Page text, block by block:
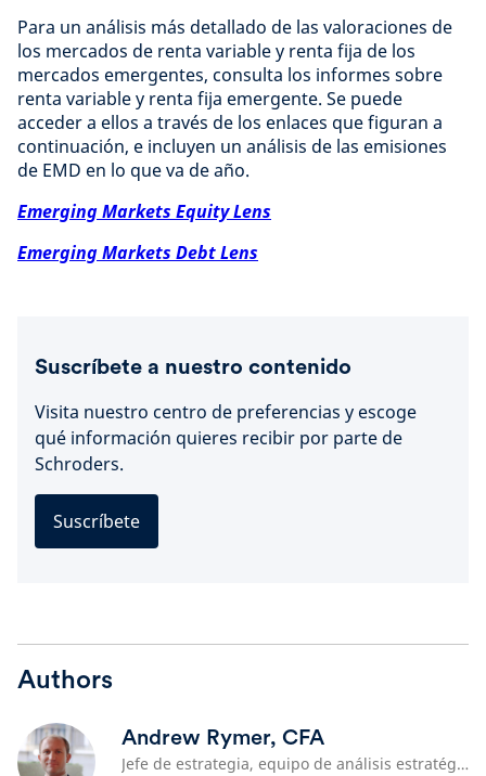
Para un análisis más detallado de las valoraciones de
los mercados de renta variable y renta fija de los
mercados emergentes, consulta los informes sobre
renta variable y renta fija emergente. Se puede
acceder a ellos a través de los enlaces que figuran a
continuación, e incluyen un análisis de las emisiones
de EMD en lo que va de año.
Emerging Markets Equity Lens
Emerging Markets Debt Lens
Suscríbete a nuestro contenido
Visita nuestro centro de preferencias y escoge
qué información quieres recibir por parte de
Schroders.
Suscríbete
Authors
Andrew Rymer, CFA
Jefe de estrategia, equipo de análisis estratégico